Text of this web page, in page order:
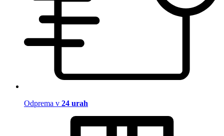
Odprema v 24 urah